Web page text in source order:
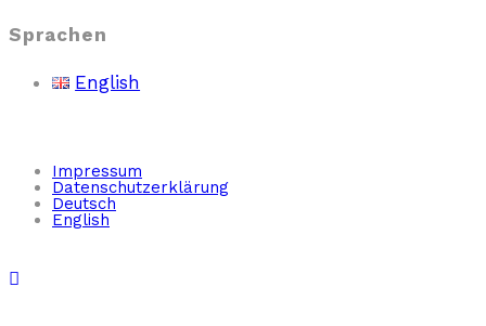
Sprachen
English
Impressum
Datenschutzerklärung
Deutsch
English